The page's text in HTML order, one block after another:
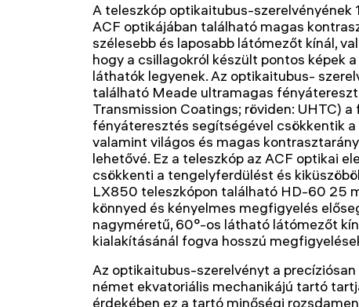
A teleszkóp optikaitubus-szerelvényének
ACF optikájában található magas
szélesebb és laposabb látómezőt kínál,
hogy a csillagokról készült pontos képek
láthatók legyenek. Az optikaitubus-
található Meade ultramagas
Transmission Coatings; röviden: UHTC)
fényáteresztés segítségével csökkentik
valamint világos és magas
lehetővé. Ez a teleszkóp az ACF optikai
csökkenti a tengelyferdülést és
LX850 teleszkópon található HD-60 25
könnyed és kényelmes megfigyelés
nagyméretű, 60°-os látható látómezőt
kialakításánál fogva hosszú
Az optikaitubus-szerelvényt a
német ekvatoriális mechanikájú tartó
érdekében ez a tartó minőségi